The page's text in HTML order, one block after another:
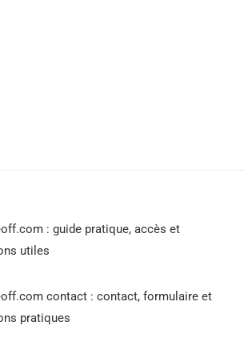
: guide pratique, accès et
utiles
contact : contact, formulaire et
pratiques